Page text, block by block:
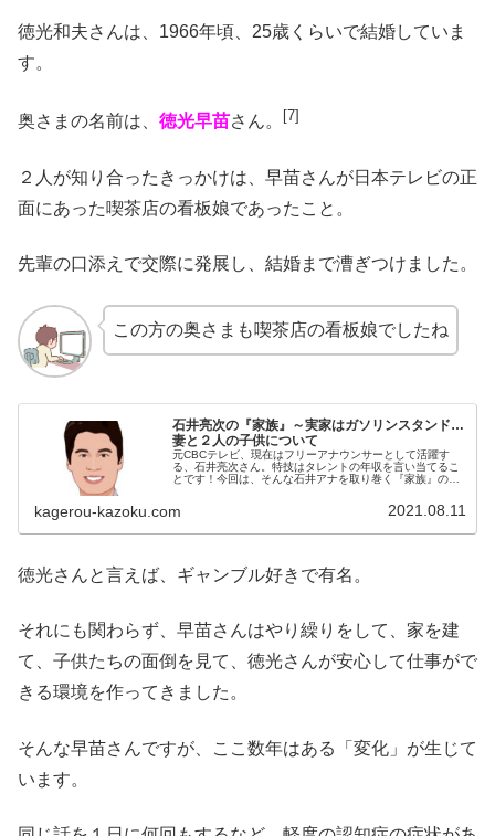
徳光和夫さんは、1966年頃、25歳くらいで結婚していま
す。
奥さまの名前は、 徳光早苗さん。 [7]
２人が知り合ったきっかけは、早苗さんが日本テレビの正
面にあった喫茶店の看板娘であったこと。
先輩の口添えで交際に発展し、結婚まで漕ぎつけました。
この方の奥さまも喫茶店の看板娘でしたね
石井亮次の『家族』～実家はガソリンスタンド…
妻と２人の子供について
元CBCテレビ、現在はフリーアナウンサーとして活躍す
る、石井亮次さん。特技はタレントの年収を言い当てるこ
とです！今回は、そんな石井アナを取り巻く『家族』の物
kagerou-kazoku.com 2021.08.11
徳光さんと言えば、ギャンブル好きで有名。
それにも関わらず、早苗さんはやり繰りをして、家を建
て、子供たちの面倒を見て、徳光さんが安心して仕事がで
きる環境を作ってきました。
そんな早苗さんですが、ここ数年はある「変化」が生じて
います。